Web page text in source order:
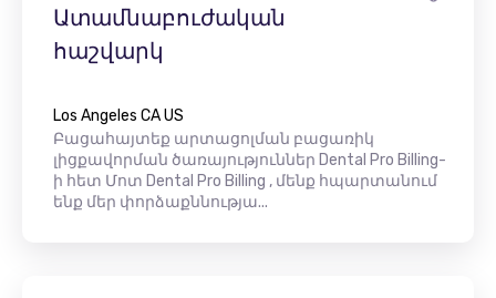
Ատամնաբուժական
հաշվարկ
Los Angeles CA US
Բացահայտեք արտացոլման բացառիկ
լիցքավորման ծառայություններ Dental Pro Billing-
ի հետ Մոտ Dental Pro Billing , մենք հպարտանում
ենք մեր փորձաքննությա...